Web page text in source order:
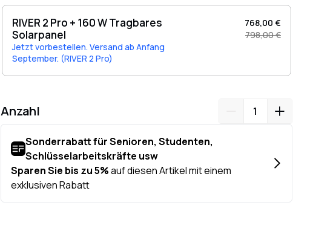
RIVER 2 Pro + 160 W Tragbares
Solarpanel
Jetzt vorbestellen. Versand ab Anfang
September. (RIVER 2 Pro)
768,00 €
798,00 €
Anzahl